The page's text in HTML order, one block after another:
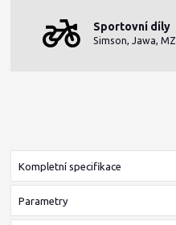
Sportovní díly
Simson, Jawa, MZ
Kompletní specifikace
Parametry